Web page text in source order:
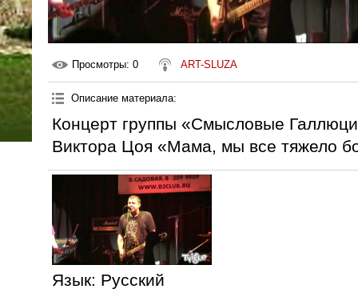
Просмотры: 0 ART-SLUZA
Описание материала:
Концерт группы «Смысловые
Виктора Цоя «Мама, мы все тяжело
Язык: Русский